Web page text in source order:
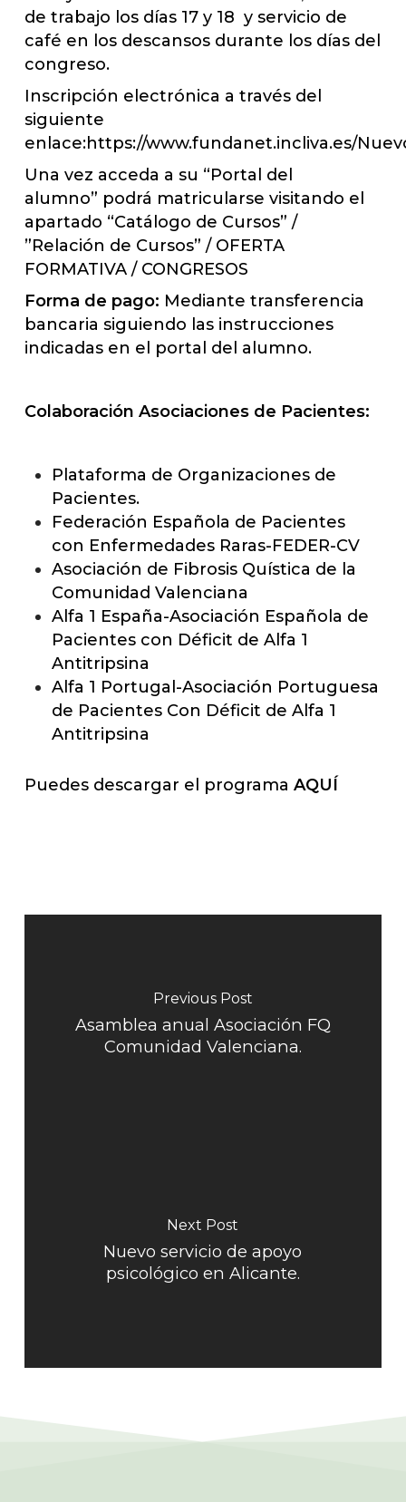
de trabajo los días 17 y 18 y servicio de
café en los descansos durante los días del
congreso.
Inscripción electrónica a través del
siguiente
enlace:https://www.fundanet.incliva.es/
Una vez acceda a su “Portal del
alumno” podrá matricularse visitando el
apartado “Catálogo de Cursos” /
”Relación de Cursos” / OFERTA
FORMATIVA / CONGRESOS
Forma de pago: Mediante transferencia
bancaria siguiendo las instrucciones
indicadas en el portal del alumno.
Colaboración Asociaciones de Pacientes:
Plataforma de Organizaciones de
Pacientes.
Federación Española de Pacientes
con Enfermedades Raras-FEDER-CV
Asociación de Fibrosis Quística de la
Comunidad Valenciana
Alfa 1 España-Asociación Española de
Pacientes con Déficit de Alfa 1
Antitripsina
Alfa 1 Portugal-Asociación Portuguesa
de Pacientes Con Déficit de Alfa 1
Antitripsina
Puedes descargar el programa AQUÍ
Previous Post
Asamblea anual Asociación FQ
Comunidad Valenciana.
Next Post
Nuevo servicio de apoyo
psicológico en Alicante.